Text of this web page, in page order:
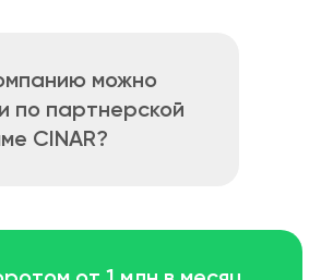
можно
по партнерской
СINAR?